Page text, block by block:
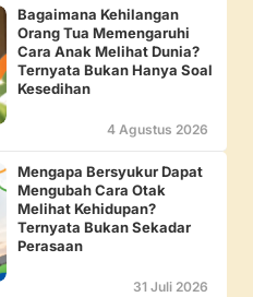
Bagaimana Kehilangan
Orang Tua Memengaruhi
Cara Anak Melihat Dunia?
Ternyata Bukan Hanya Soal
Kesedihan
4 Agustus 2026
Mengapa Bersyukur Dapat
Mengubah Cara Otak
Melihat Kehidupan?
Ternyata Bukan Sekadar
Perasaan
31 Juli 2026